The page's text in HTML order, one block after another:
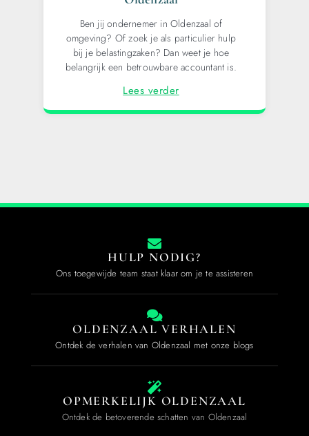
Ben jij ondernemer in Oldenzaal of
omgeving? Of zoek je als particulier hulp
bij je belastingzaken? Dan weet je hoe
belangrijk een betrouwbare accountant is.
Lees verder
HULP NODIG?
Ons toegewijde team staat klaar om je te assisteren
OLDENZAAL VERHALEN
Ontdek de verhalen van Oldenzaal met onze blogs
OPMERKELIJK OLDENZAAL
Ontdek de betoverende schatten van Oldenzaal